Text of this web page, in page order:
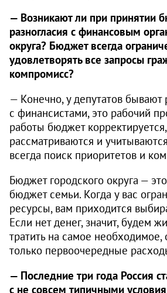
— Возникают ли при принятии
разногласия с финансовым
округа? Бюджет всегда
удовлетворять все запросы
компромисс?
— Конечно, у депутатов бывают
с финансистами, это рабочий
работы бюджет
рассматриваются и
всегда поиск приоритетов и
Бюджет городского округа —
бюджет семьи. Когда у вас
ресурсы, вам приходится
Если нет денег, значит, будем
тратить на самое необходимое,
только первоочередные
— Последние три года Россия
с не совсем типичными